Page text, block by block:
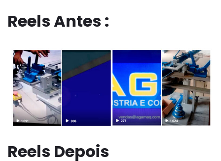
Reels Antes :
Reels Depois